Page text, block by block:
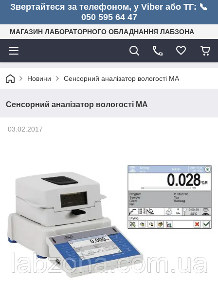
Звертайтеся за телефоном, у Viber або ТГ: 📞
050 595 64 47
МАГАЗИН ЛАБОРАТОРНОГО ОБЛАДНАННЯ ЛАБЗОНА
Новини Сенсорний аналізатор вологості МА
Сенсорний аналізатор вологості МА
03.02.2017